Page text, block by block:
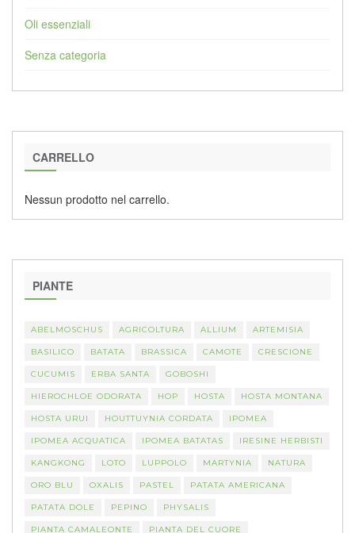
Oli essenziali
Senza categoria
CARRELLO
Nessun prodotto nel carrello.
PIANTE
ABELMOSCHUS AGRICOLTURA ALLIUM ARTEMISIA
BASILICO BATATA BRASSICA CAMOTE CRESCIONE
CUCUMIS ERBA SANTA GOBOSHI
HIEROCHLOE ODORATA HOP HOSTA HOSTA MONTANA
HOSTA URUI HOUTTUYNIA CORDATA IPOMEA
IPOMEA ACQUATICA IPOMEA BATATAS IRESINE HERBISTI
KANGKONG LOTO LUPPOLO MARTYNIA NATURA
ORO BLU OXALIS PASTEL PATATA AMERICANA
PATATA DOLE PEPINO PHYSALIS
PIANTA CAMALEONTE PIANTA DEL CUORE